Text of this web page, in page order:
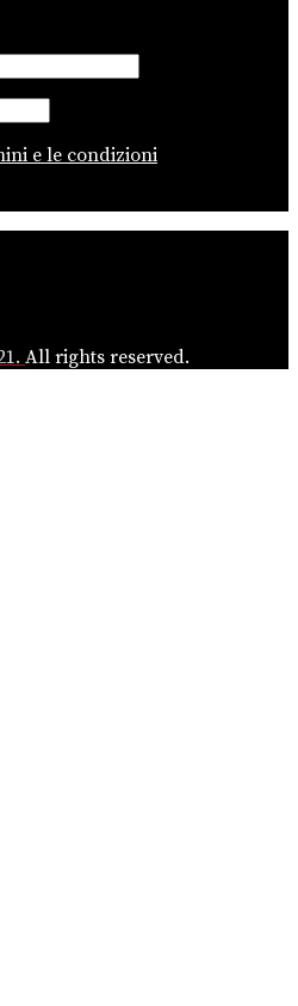
e le condizioni
All rights reserved.